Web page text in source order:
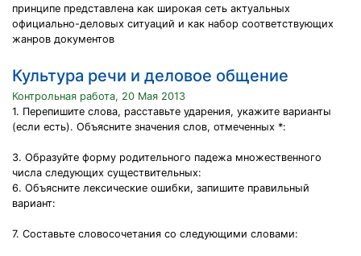
принципе представлена как широкая сеть актуальных
официально-деловых ситуаций и как набор соответствующих
жанров документов
Культура речи и деловое общение
Контрольная работа, 20 Мая 2013
1. Перепишите слова, расставьте ударения, укажите варианты
(если есть). Объясните значения слов, отмеченных *:
3. Образуйте форму родительного падежа множественного
числа следующих существительных:
6. Объясните лексические ошибки, запишите правильный
вариант:
7. Составьте словосочетания со следующими словами: